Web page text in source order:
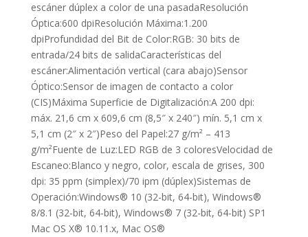
escáner dúplex a color de una pasadaResolución
Óptica:600 dpiResolución Máxima:1.200
dpiProfundidad del Bit de Color:RGB: 30 bits de
entrada/24 bits de salidaCaracterísticas del
escáner:Alimentación vertical (cara abajo)Sensor
Óptico:Sensor de imagen de contacto a color
(CIS)Máxima Superficie de Digitalización:A 200 dpi:
máx. 21,6 cm x 609,6 cm (8,5″ x 240″) mín. 5,1 cm x
5,1 cm (2″ x 2″)Peso del Papel:27 g/m² – 413
g/m²Fuente de Luz:LED RGB de 3 coloresVelocidad de
Escaneo:Blanco y negro, color, escala de grises, 300
dpi: 35 ppm (simplex)/70 ipm (dúplex)Sistemas de
Operación:Windows® 10 (32-bit, 64-bit), Windows®
8/8.1 (32-bit, 64-bit), Windows® 7 (32-bit, 64-bit) SP1
Mac OS X® 10.11.x, Mac OS®